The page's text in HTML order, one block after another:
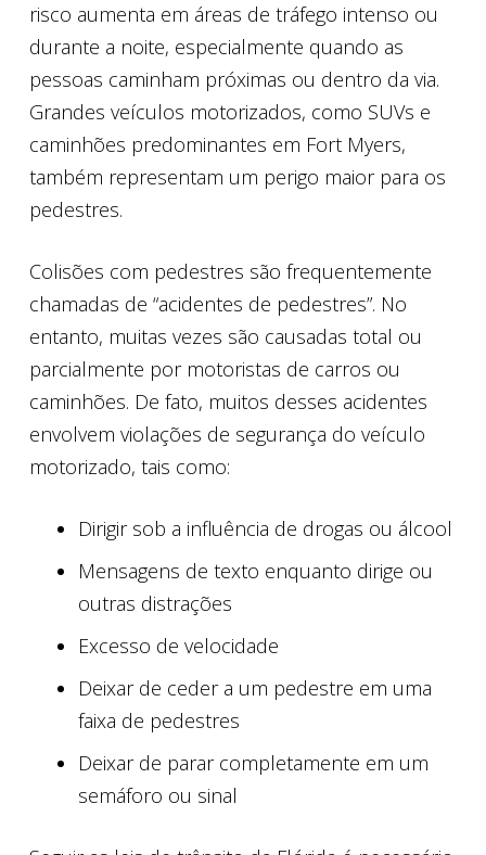
risco aumenta em áreas de tráfego intenso ou
durante a noite, especialmente quando as
pessoas caminham próximas ou dentro da via.
Grandes veículos motorizados, como SUVs e
caminhões predominantes em Fort Myers,
também representam um perigo maior para os
pedestres.
Colisões com pedestres são frequentemente
chamadas de “acidentes de pedestres”. No
entanto, muitas vezes são causadas total ou
parcialmente por motoristas de carros ou
caminhões. De fato, muitos desses acidentes
envolvem violações de segurança do veículo
motorizado, tais como:
Dirigir sob a influência de drogas ou álcool
Mensagens de texto enquanto dirige ou
outras distrações
Excesso de velocidade
Deixar de ceder a um pedestre em uma
faixa de pedestres
Deixar de parar completamente em um
semáforo ou sinal